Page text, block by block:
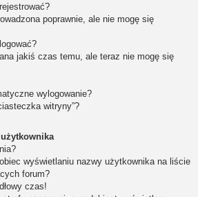
poprawnie, ale nie mogę się
jakiś czas temu, ale teraz nie mogę się
wylogowanie?
witryny”?
wyświetlaniu nazwy użytkownika na liście
forum?
czas!